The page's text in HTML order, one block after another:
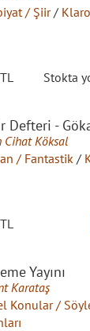
/ Şiir/
Stokta
Defteri -
Cihat Köksal
/ Fantastik /
Yayını
Karataş
Konular /